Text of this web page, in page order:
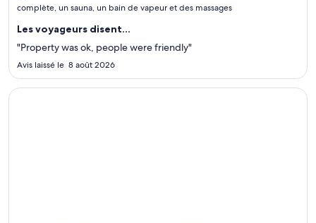
complète, un sauna, un bain de vapeur et des massages
Les voyageurs disent...
"Property was ok, people were friendly"
Avis laissé le 8 août 2026
S’ouvre dans une nouvelle fenêtre
Hotel Riu Palace Aruba - All Inclusive